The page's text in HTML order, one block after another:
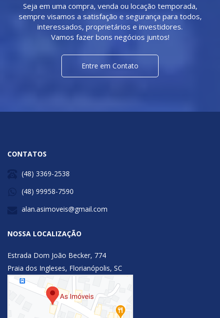
Seja em uma compra, venda ou locação temporada,
sempre visamos a satisfação e segurança para todos,
interessados, proprietários e investidores.
Vamos fazer bons negócios juntos!
Entre em Contato
CONTATOS
(48) 3369-2538
(48) 99958-7590
alan.asimoveis@gmail.com
NOSSA LOCALIZAÇÃO
Estrada Dom João Becker, 774
Praia dos Ingleses, Florianópolis, SC